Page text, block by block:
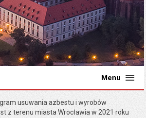
Menu
usuwania azbestu i wyrobów
z terenu miasta Wrocławia w 2021 roku